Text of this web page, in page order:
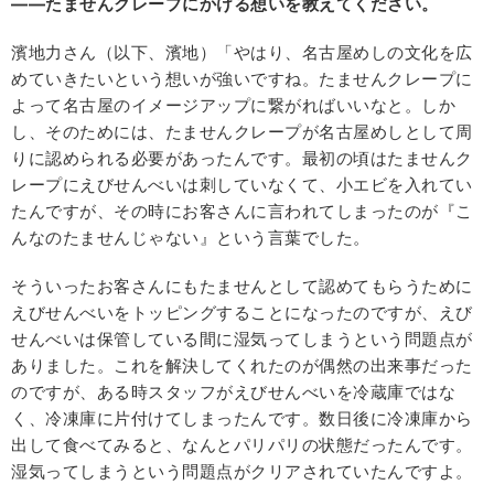
濱地力さん（以下、濱地）「やはり、名古屋めしの文化を広
めていきたいという想いが強いですね。たませんクレープに
よって名古屋のイメージアップに繋がればいいなと。しか
し、そのためには、たませんクレープが名古屋めしとして周
りに認められる必要があったんです。最初の頃はたませんク
レープにえびせんべいは刺していなくて、小エビを入れてい
たんですが、その時にお客さんに言われてしまったのが『こ
んなのたませんじゃない』という言葉でした。
そういったお客さんにもたませんとして認めてもらうために
えびせんべいをトッピングすることになったのですが、えび
せんべいは保管している間に湿気ってしまうという問題点が
ありました。これを解決してくれたのが偶然の出来事だった
のですが、ある時スタッフがえびせんべいを冷蔵庫ではな
く、冷凍庫に片付けてしまったんです。数日後に冷凍庫から
出して食べてみると、なんとパリパリの状態だったんです。
湿気ってしまうという問題点がクリアされていたんですよ。